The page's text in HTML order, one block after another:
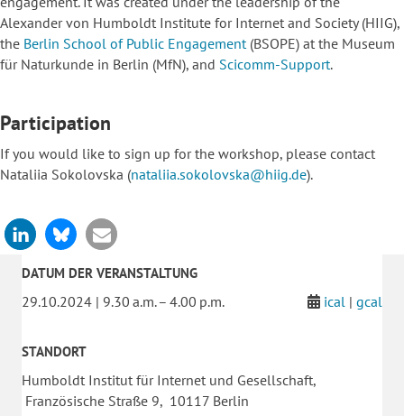
Alexander von Humboldt Institute for Internet and Society (HIIG),
the Berlin School of Public Engagement (BSOPE) at the Museum
für Naturkunde in Berlin (MfN), and Scicomm-Support.
Participation
If you would like to sign up for the workshop, please contact
Nataliia Sokolovska (nataliia.sokolovska@hiig.de).
DATUM DER VERANSTALTUNG
29.10.2024 | 9.30 a.m. – 4.00 p.m. ical | gcal
STANDORT
Humboldt Institut für Internet und Gesellschaft,
Französische Straße 9, 10117 Berlin